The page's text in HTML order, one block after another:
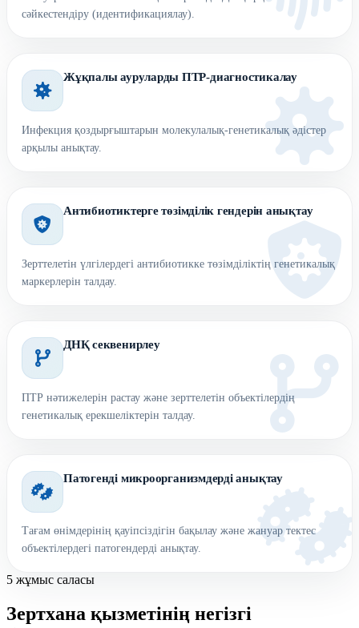
сәйкестендіру (идентификациялау).
Жұқпалы ауруларды ПТР-диагностикалау
Инфекция қоздырғыштарын молекулалық-генетикалық әдістер
арқылы анықтау.
Антибиотиктерге төзімділік гендерін анықтау
Зерттелетін үлгілердегі антибиотикке төзімділіктің генетикалық
маркерлерін талдау.
ДНҚ секвенирлеу
ПТР нәтижелерін растау және зерттелетін объектілердің
генетикалық ерекшеліктерін талдау.
Патогенді микроорганизмдерді анықтау
Тағам өнімдерінің қауіпсіздігін бақылау және жануар тектес
объектілердегі патогендерді анықтау.
5 жұмыс саласы
Зертхана қызметінің негізгі